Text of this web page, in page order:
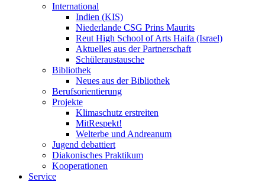
International
Indien (KIS)
Niederlande CSG Prins Maurits
Reut High School of Arts Haifa (Israel)
Aktuelles aus der Partnerschaft
Schüleraustausche
Bibliothek
Neues aus der Bibliothek
Berufsorientierung
Projekte
Klimaschutz erstreiten
MitRespekt!
Welterbe und Andreanum
Jugend debattiert
Diakonisches Praktikum
Kooperationen
Service